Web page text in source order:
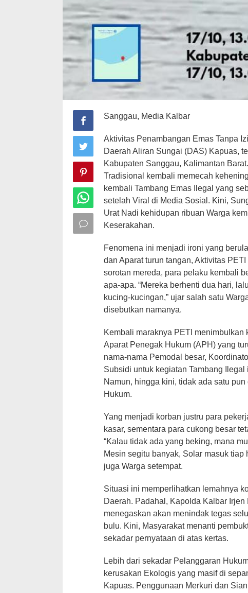
Sanggau, Media Kalbar
Aktivitas Penambangan Emas Tanpa
Daerah Aliran Sungai (DAS) Kapuas,
Kabupaten Sanggau, Kalimantan
Tradisional kembali memecah
kembali Tambang Emas Ilegal yang
setelah Viral di Media Sosial. Kini,
Urat Nadi kehidupan ribuan Warga
Keserakahan.
Fenomena ini menjadi ironi yang
dan Aparat turun tangan, Aktivitas
sorotan mereda, para pelaku kembali
apa-apa. “Mereka berhenti dua hari,
kucing-kucingan,” ujar salah satu
disebutkan namanya.
Kembali maraknya PETI
Aparat Penegak Hukum (APH) yang
nama-nama Pemodal besar,
Subsidi untuk kegiatan Tambang
Namun, hingga kini, tidak ada satu
Hukum.
Yang menjadi korban justru para
kasar, sementara para cukong besar
“Kalau tidak ada yang beking, mana
Mesin segitu banyak, Solar masuk tiap
juga Warga setempat.
Situasi ini memperlihatkan lemahnya
Daerah. Padahal, Kapolda Kalbar
menegaskan akan menindak tegas
bulu. Kini, Masyarakat menanti
sekadar pernyataan di atas kertas.
Lebih dari sekadar Pelanggaran
kerusakan Ekologis yang masif di
Kapuas. Penggunaan Merkuri dan